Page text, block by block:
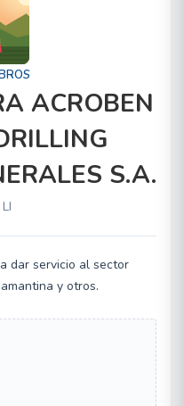
ACROBEN
S.A.
a dar servicio al sector
y otros.